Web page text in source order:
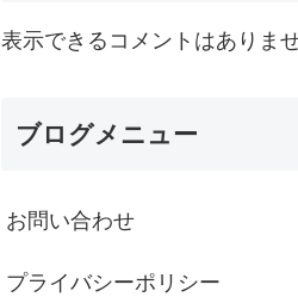
表示できるコメントはありませ
ブログメニュー
お問い合わせ
プライバシーポリシー